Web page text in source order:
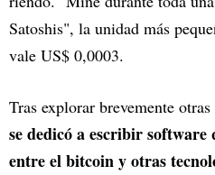
Satoshis", la unidad más
vale US$ 0,0003.
Tras explorar brevemente otras
se dedicó a escribir software
entre el bitcoin y otras